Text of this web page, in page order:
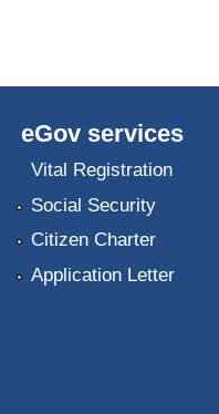
eGov services
Vital Registration
Social Security
Citizen Charter
Application Letter